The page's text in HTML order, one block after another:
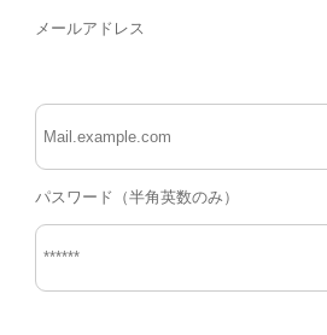
メールアドレス
パスワード（半角英数のみ）